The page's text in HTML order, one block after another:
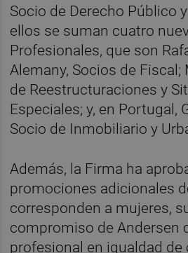
Socio de Derecho Público
ellos se suman cuatro
Profesionales, que son
Alemany, Socios de Fiscal;
de Reestructuraciones y
Especiales; y, en Portugal,
Socio de Inmobiliario y
Además, la Firma ha
promociones adicionales
corresponden a mujeres,
compromiso de Andersen
profesional en igualdad